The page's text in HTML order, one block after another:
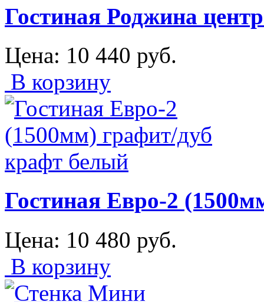
Гостиная Роджина
Цена: 10 440 руб.
В корзину
Гостиная Евро-2
Цена: 10 480 руб.
В корзину